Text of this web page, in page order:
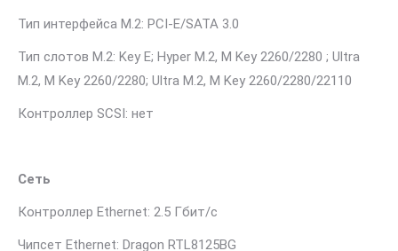
Тип интерфейса M.2: PCI-E/SATA 3.0
Тип слотов M.2: Key E; Hyper M.2, M Key 2260/2280 ; Ultra
M.2, M Key 2260/2280; Ultra M.2, M Key 2260/2280/22110
Контроллер SCSI: нет
Сеть
Контроллер Ethernet: 2.5 Гбит/с
Чипсет Ethernet: Dragon RTL8125BG